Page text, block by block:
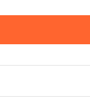
KPRO este
multumim